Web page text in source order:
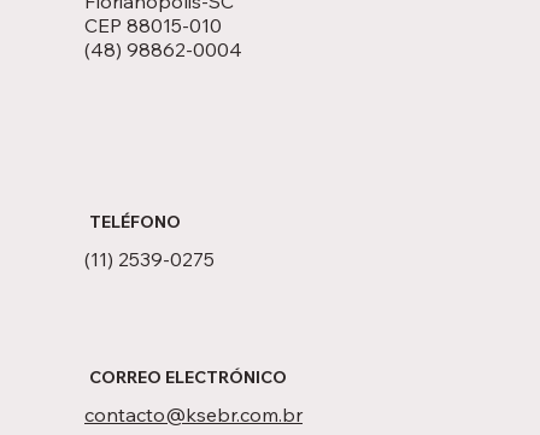
CEP 88015-010
(48) 98862-0004
(11) 2539-0275
TELÉFONO
contacto@ksebr.com.br
CORREO ELECTRÓNICO